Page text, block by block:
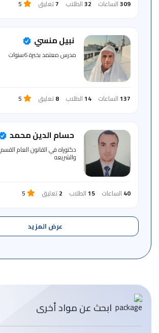
309الساعات 32الطلاب 7تعليق 5
نبيل منسي
مدرس معتمد بخبرة 6سنوات
137الساعات 14الطلاب 8تعليق 5
حسام الدين محمد
دكتوراه في القانون العام
والشريعه
40 الساعات 15الطلاب 2تعليق 5
عرض المزيد
ابحث عن مواد أخرى